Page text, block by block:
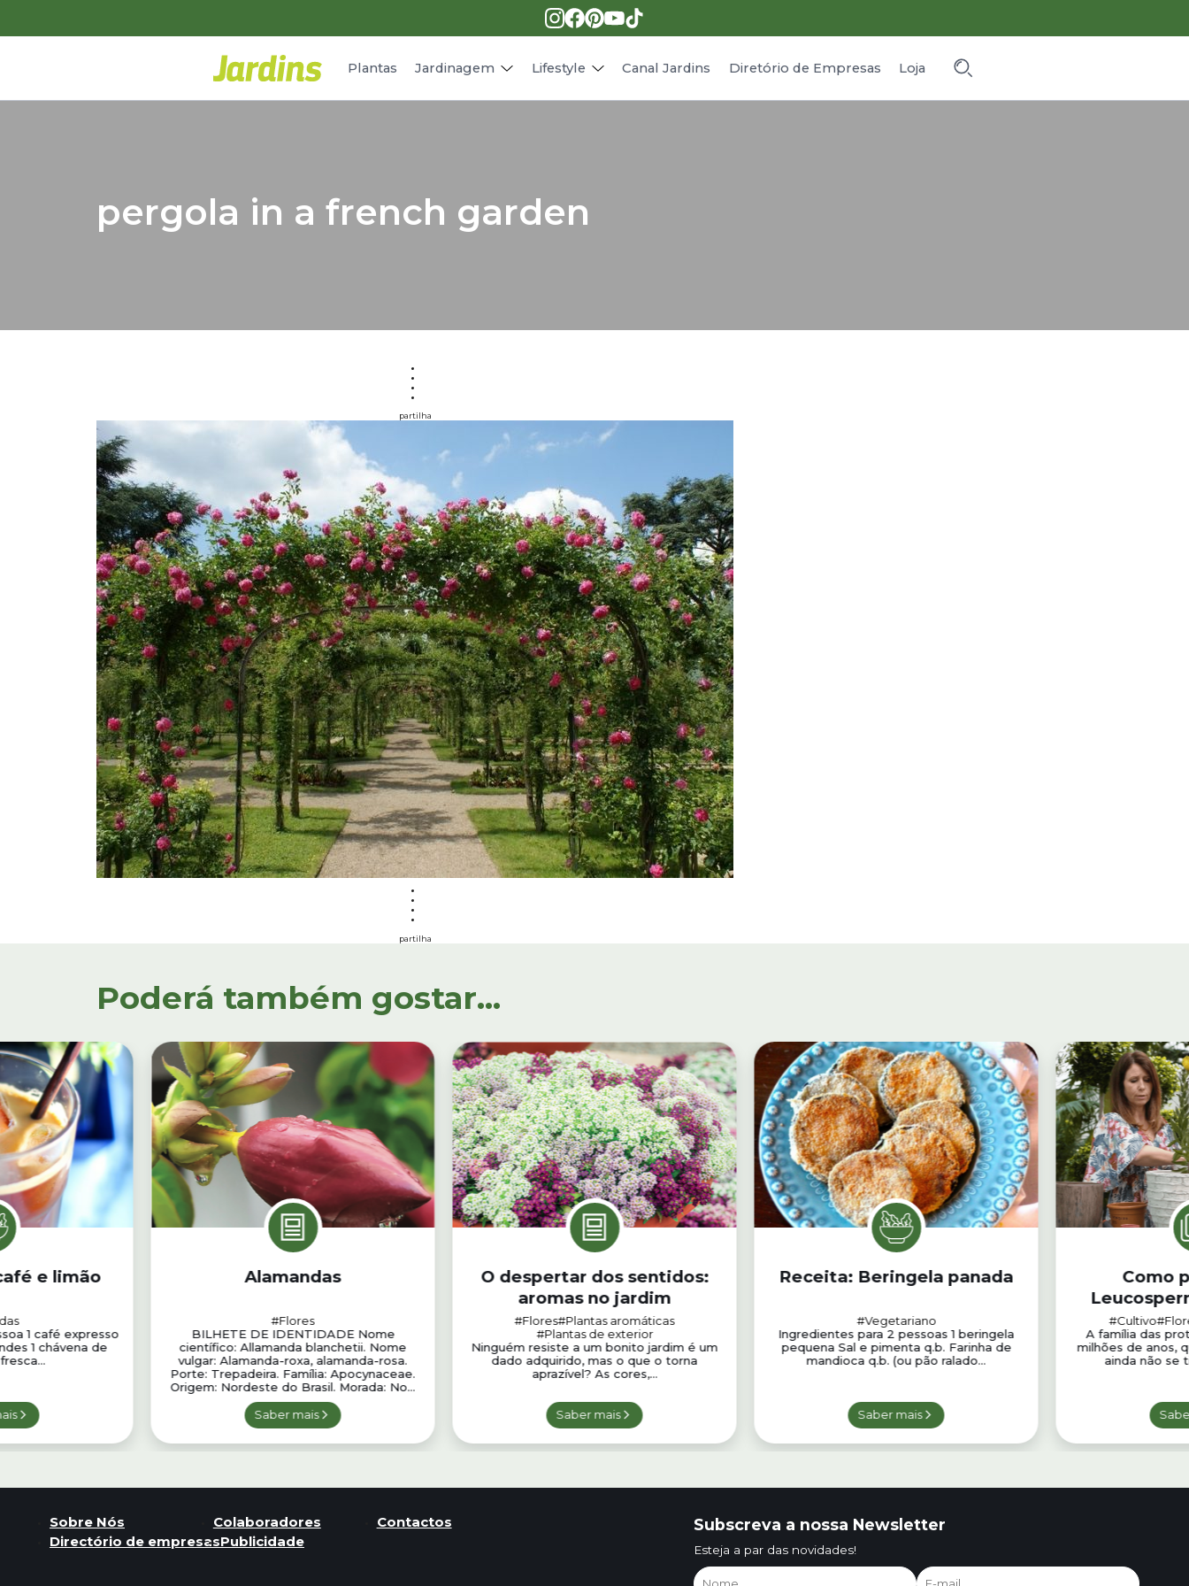
Plantas Jardinagem Lifestyle
Receitas
Canal Jardins Diretório de Empresas Loja
pergola in a french garden
partilha
partilha
Poderá também gostar...
e limão
1 café expresso
1 chávena de
Alamandas
#Flores
BILHETE DE IDENTIDADE Nome
científico: Allamanda blanchetii. Nome
vulgar: Alamanda-roxa, alamanda-rosa.
Porte: Trepadeira. Família: Apocynaceae.
Origem: Nordeste do Brasil. Morada: No...
Saber mais
O despertar dos sentidos:
aromas no jardim
#Flores#Plantas aromáticas
#Plantas de exterior
Ninguém resiste a um bonito jardim é um
dado adquirido, mas o que o torna
aprazível? As cores,...
Saber mais
Receita: Beringela panada
#Vegetariano
Ingredientes para 2 pessoas 1 beringela
pequena Sal e pimenta q.b. Farinha de
mandioca q.b. (ou pão ralado...
Saber mais
Como
#Cultivo
A família das
milhões de anos,
ainda não se
Sobre Nós Colaboradores
Contactos
Directório de empresasPublicidade
Subscreva a nossa Newsletter
Esteja a par das novidades!